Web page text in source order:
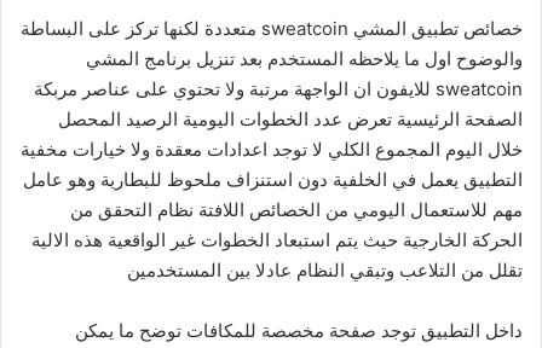
خصائص تطبيق المشي sweatcoin متعددة لكنها تركز على البساطة
والوضوح اول ما يلاحظه المستخدم بعد تنزيل برنامج المشي
sweatcoin للايفون ان الواجهة مرتبة ولا تحتوي على عناصر مربكة
الصفحة الرئيسية تعرض عدد الخطوات اليومية الرصيد المحصل
خلال اليوم المجموع الكلي لا توجد اعدادات معقدة ولا خيارات مخفية
التطبيق يعمل في الخلفية دون استنزاف ملحوظ للبطارية وهو عامل
مهم للاستعمال اليومي من الخصائص اللافتة نظام التحقق من
الحركة الخارجية حيث يتم استبعاد الخطوات غير الواقعية هذه الالية
تقلل من التلاعب وتبقي النظام عادلا بين المستخدمين
داخل التطبيق توجد صفحة مخصصة للمكافات توضح ما يمكن